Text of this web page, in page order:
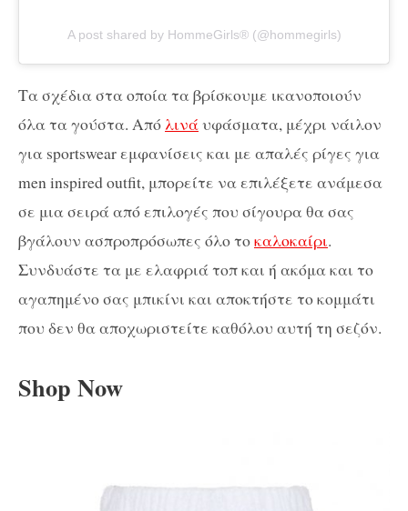
A post shared by HommeGirls®️ (@hommegirls)
Tα σχέδια στα οποία τα βρίσκουμε ικανοποιούν
όλα τα γούστα. Από λινάυφάσματα, μέχρι νάιλον
για sportswear εμφανίσεις και με απαλές ρίγες για
men inspired outfit, μπορείτε να επιλέξετε ανάμεσα
σε μια σειρά από επιλογές που σίγουρα θα σας
βγάλουν ασπροπρόσωπες όλο τοκαλοκαίρι.
Συνδυάστε τα με ελαφριά τοπ και ή ακόμα και το
αγαπημένο σας μπικίνι και αποκτήστε το κομμάτι
που δεν θα αποχωριστείτε καθόλου αυτή τη σεζόν.
Shop Now